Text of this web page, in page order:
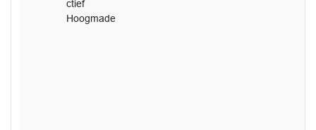
ctief
Hoogmade